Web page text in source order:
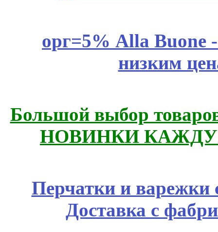
орг=5% Alla Buone
низким
Большой выбор
НОВИНКИ
Перчатки и варежки
Доставка с